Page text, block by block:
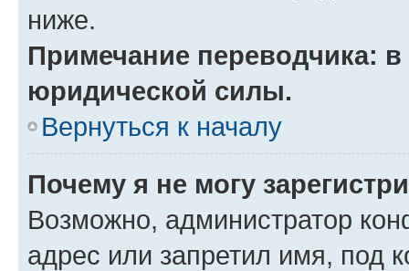
ниже.
Примечание переводчика:
юридической силы.
Вернуться к началу
Почему я не могу
Возможно, администратор
адрес или запретил имя, под